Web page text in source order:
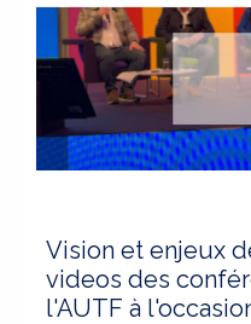
Vision et enjeux
videos des
l'AUTF à